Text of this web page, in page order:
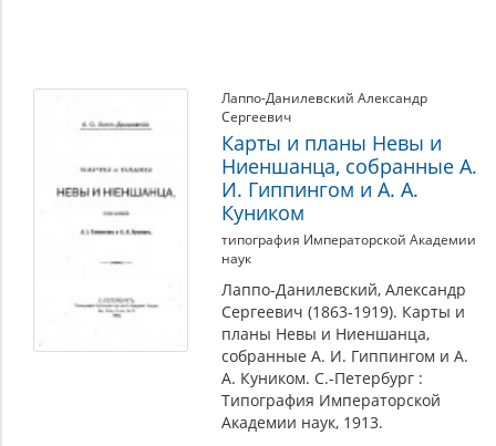
Лаппо-Данилевский Александр
Сергеевич
Карты и планы Невы и
Ниеншанца, собранные А.
И. Гиппингом и А. А.
Куником
типография Императорской Академии
наук
Лаппо-Данилевский, Александр
Сергеевич (1863-1919). Карты и
планы Невы и Ниеншанца,
собранные А. И. Гиппингом и А.
А. Куником. С.-Петербург :
Типография Императорской
Академии наук, 1913.